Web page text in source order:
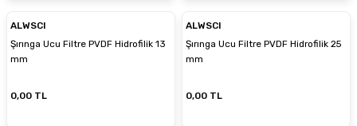
ALWSCI
Şırınga Ucu Filtre PVDF Hidrofilik 13
mm
0,00 TL
ALWSCI
Şırınga Ucu Filtre PVDF Hidrofilik 25
mm
0,00 TL